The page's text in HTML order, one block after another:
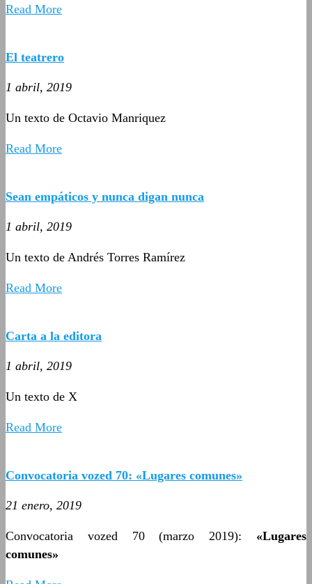
Read More
El teatrero
1 abril, 2019
Un texto de Octavio Manriquez
Read More
Sean empáticos y nunca digan nunca
1 abril, 2019
Un texto de Andrés Torres Ramírez
Read More
Carta a la editora
1 abril, 2019
Un texto de X
Read More
Convocatoria vozed 70: «Lugares comunes»
21 enero, 2019
Convocatoria vozed 70 (marzo 2019): «Lugares
comunes»